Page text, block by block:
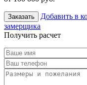
Заказать Добавить в
замерщика
Получить расчет